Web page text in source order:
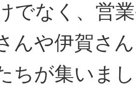
でなく、営
んや伊賀さ
ちが集いま